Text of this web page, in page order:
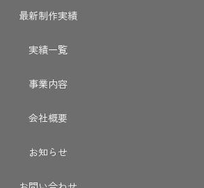
最新制作実績
実績一覧
事業内容
会社概要
お知らせ